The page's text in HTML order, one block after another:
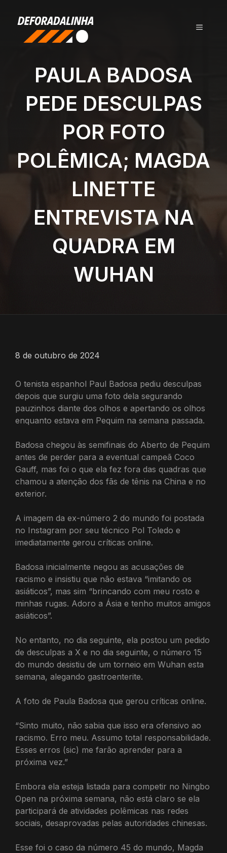
conteúdo
MENU
PAULA BADOSA
PEDE DESCULPAS
POR FOTO
POLÊMICA; MAGDA
LINETTE
ENTREVISTA NA
QUADRA EM
WUHAN
8 de outubro de 2024
O tenista espanhol Paul Badosa pediu desculpas
depois que surgiu uma foto dela segurando
pauzinhos diante dos olhos e apertando os olhos
enquanto estava em Pequim na semana passada.
Badosa chegou às semifinais do Aberto de Pequim
antes de perder para a eventual campeã Coco
Gauff, mas foi o que ela fez fora das quadras que
chamou a atenção dos fãs de tênis na China e no
exterior.
A imagem da ex-número 2 do mundo foi postada
no Instagram por seu técnico Pol Toledo e
imediatamente gerou críticas online.
Badosa inicialmente negou as acusações de
racismo e insistiu que não estava “imitando os
asiáticos”, mas sim “brincando com meu rosto e
minhas rugas. Adoro a Ásia e tenho muitos amigos
asiáticos”.
No entanto, no dia seguinte, ela postou um pedido
de desculpas a X e no dia seguinte, o número 15
do mundo desistiu de um torneio em Wuhan esta
semana, alegando gastroenterite.
A foto de Paula Badosa que gerou críticas online.
“Sinto muito, não sabia que isso era ofensivo ao
racismo. Erro meu. Assumo total responsabilidade.
Esses erros (sic) me farão aprender para a
próxima vez.”
Embora ela esteja listada para competir no Ningbo
Open na próxima semana, não está claro se ela
participará de atividades polêmicas nas redes
sociais, desaprovadas pelas autoridades chinesas.
Esse foi o caso da número 45 do mundo, Magda